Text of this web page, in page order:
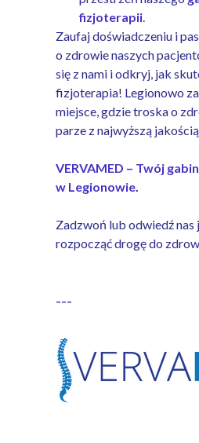
fizjoterapii.
Zaufaj doświadczeniu i
o zdrowie naszych
się z nami i odkryj, jak
fizjoterapia! Legionowo
miejsce, gdzie troska o
parze z najwyższą jakością
VERVAMED – Twój
w Legionowie.
Zadzwoń lub odwiedź nas
rozpocząć drogę do
---